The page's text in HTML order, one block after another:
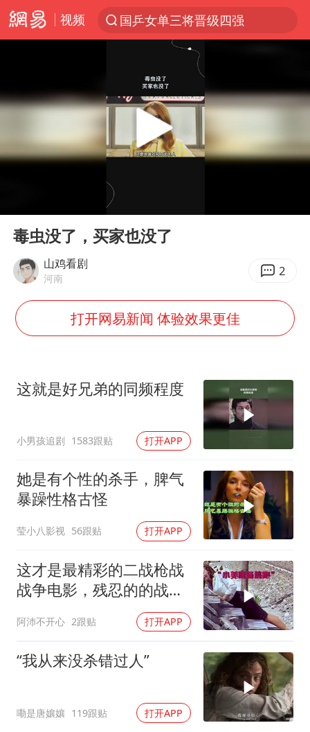
视频
国乒女单三将晋级四强
光影经济撬动暑期消费新蓝海
马克·艾伦退出斯诺克中国公开赛
央视新主播李秋莹孙亚鹏亮相
白海豚将正面袭击贯穿浙江
陈思诚零点晒照为佟丽娅庆生
夏日经济乘“热”而上 消费市场向“新”而行
宇树王兴兴被问了360多个问题
台当局重金为“台独”织“皇帝新衣”
乐享全民健身 共筑健康中国
Play
毒虫没了，买家也没了
山鸡看剧
河南 2
打开网易新闻 体验效果更佳
这就是好兄弟的同频程度
小男孩追剧 1583跟贴 打开APP
她是有个性的杀手，脾气
暴躁性格古怪
莹小八影视 56跟贴 打开APP
这才是最精彩的二战枪战
战争电影，残忍的的战斗
阿沛不开心 2跟贴 打开APP
“我从来没杀错过人”
嘞是唐孃孃 119跟贴 打开APP